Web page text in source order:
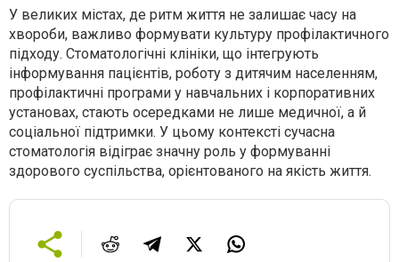
У великих містах, де ритм життя не залишає часу на
хвороби, важливо формувати культуру профілактичного
підходу. Стоматологічні клініки, що інтегрують
інформування пацієнтів, роботу з дитячим населенням,
профілактичні програми у навчальних і корпоративних
установах, стають осередками не лише медичної, а й
соціальної підтримки. У цьому контексті сучасна
стоматологія відіграє значну роль у формуванні
здорового суспільства, орієнтованого на якість життя.